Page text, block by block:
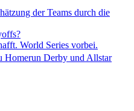
der Teams durch die
World Series vorbei.
Homerun Derby und Allstar